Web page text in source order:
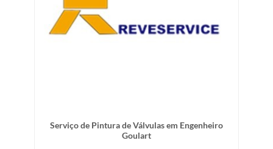
Serviço de Pintura de Válvulas em Engenheiro
Goulart